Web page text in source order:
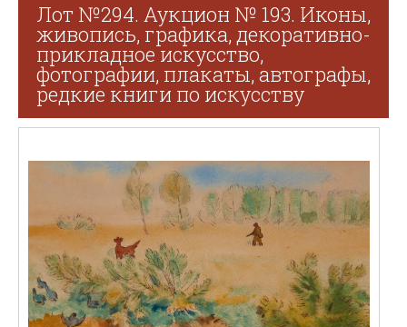
Лот №294. Аукцион № 193. Иконы,
живопись, графика, декоративно-
прикладное искусство,
фотографии, плакаты, автографы,
редкие книги по искусству